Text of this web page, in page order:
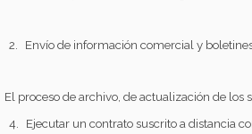
2. Envío de información comercial y
El proceso de archivo, de actualización de
4.
Ejecutar un contrato suscrito a distancia